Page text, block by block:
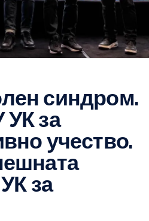
синдром.
за
учество.
за